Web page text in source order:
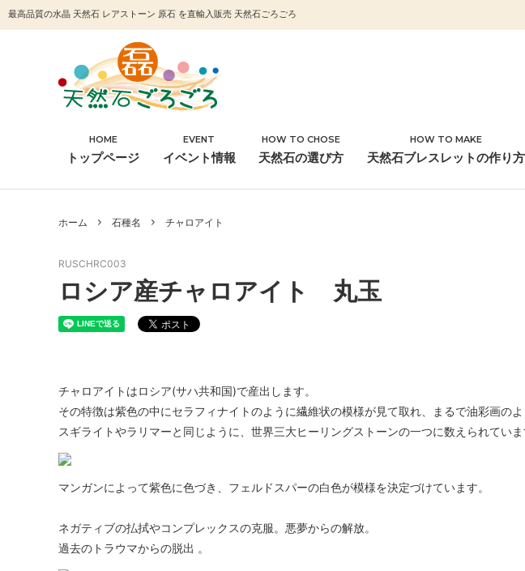
最高品質の水晶 天然石 レアストーン 原石 を直輸入販売 天然石ごろごろ
石種名 浄化
HOME
トップページ
EVENT
イベント情報
HOW TO CHOSE
天然石の選び方
HOW TO MAKE
天然石ブレスレットの作り方
ホーム 石種名 チャロアイト
RUSCHRC003
ロシア産チャロアイト 丸玉
チャロアイトはロシア(サハ共和国)で産出します。
その特徴は紫色の中にセラフィナイトのように繊維状の模様が見て取れ、まるで油彩画のよ
スギライトやラリマーと同じように、世界三大ヒーリングストーンの一つに数えられていま
マンガンによって紫色に色づき、フェルドスパーの白色が模様を決定づけています。
ネガティブの払拭やコンプレックスの克服。悪夢からの解放。
過去のトラウマからの脱出 。